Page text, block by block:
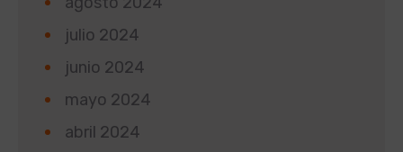
julio 2024
junio 2024
mayo 2024
abril 2024